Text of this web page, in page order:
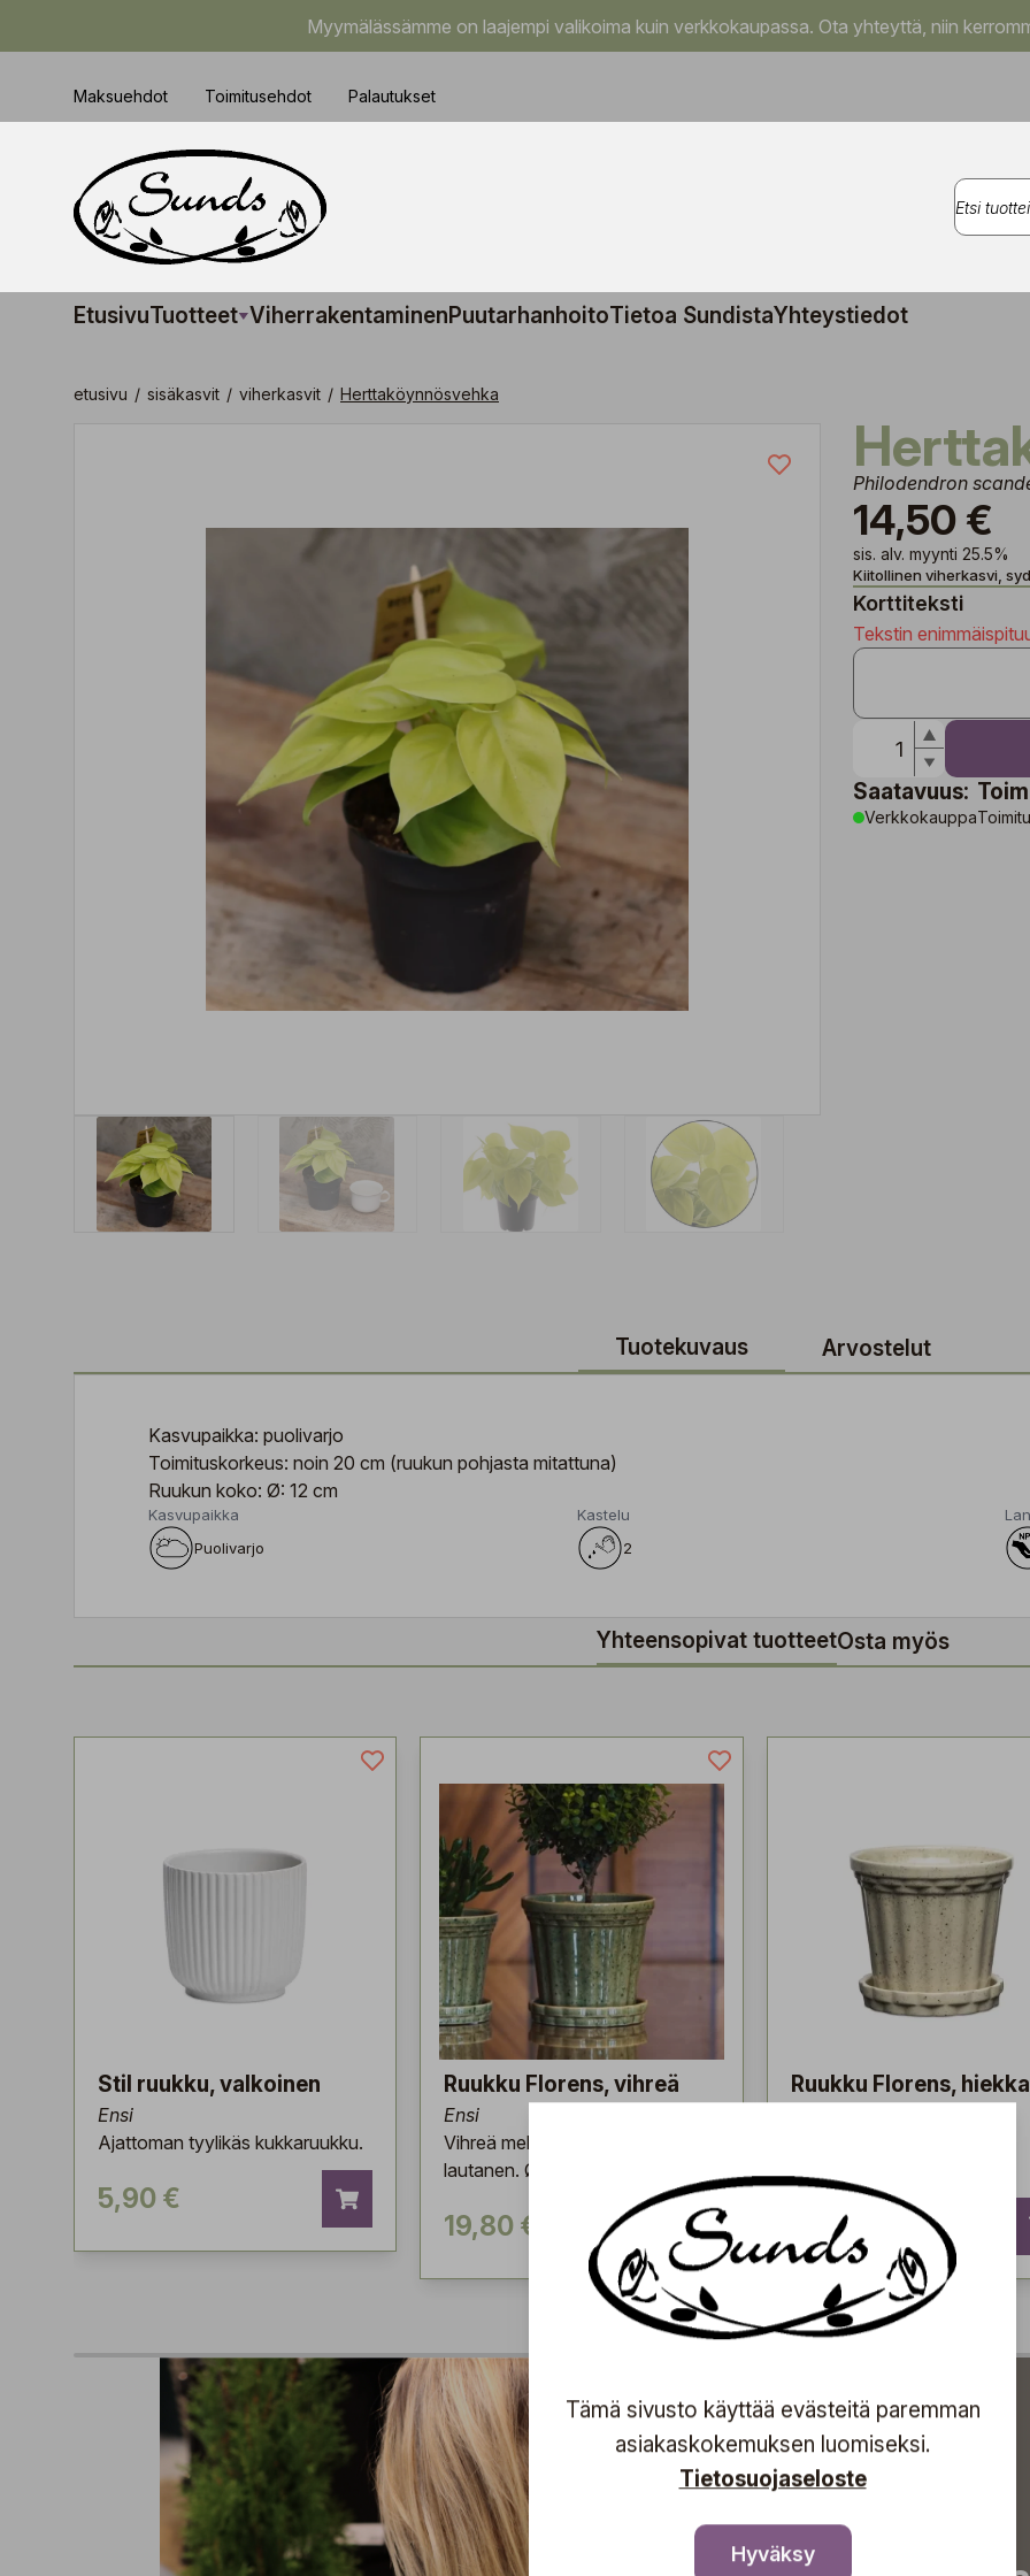
Myymälässämme on laajempi valikoima kuin verkkokaupassa. Ota yhteyttä, niin
Maksuehdot Toimitusehdot Palautukset
EtusivuTuotteet ViherrakentaminenPuutarhanhoitoTietoa SundistaYhteystiedot
etusivu / sisäkasvit / viherkasvit / Herttaköynnösvehka
Philodendron
14,50 €
sis. alv. myynti 25.5%
Kiitollinen viherkasvi,
Korttiteksti
Tekstin
Saatavuus:
Verkkokauppa
Tuotekuvaus Arvostelut
Kasvupaikka: puolivarjo
Toimituskorkeus: noin 20 cm (ruukun pohjasta mitattuna)
Ruukun koko: Ø: 12 cm
Kasvupaikka
Puolivarjo
Kastelu
2
Yhteensopivat tuotteetOsta myös
Stil ruukku, valkoinen
Ensi
Ajattoman tyylikäs kukkaruukku.
5,90 €
Ruukku Florens, vihreä
Ensi
Vihreä meleerattu ruukku ja
lautanen. Ø: 14 cm
19,80 €
Ruukku Florens, hiekka
lautanen. Ø: 14 cm
19,80 €
Tämä sivusto käyttää evästeitä paremman
asiakaskokemuksen luomiseksi.
Tietosuojaseloste
Hyväksy